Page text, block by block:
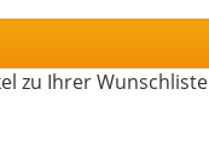
zu Ihrer Wunschliste